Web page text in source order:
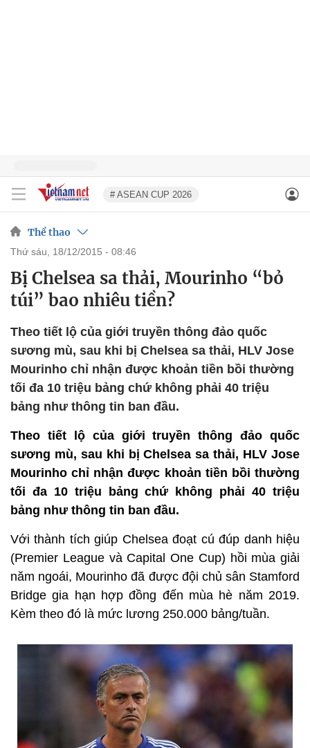
# ASEAN CUP 2026
Thể thao
thứ sáu, 18/12/2015 - 08:46
Bị Chelsea sa thải, Mourinho “bỏ
túi” bao nhiêu tiền?
Theo tiết lộ của giới truyền thông đảo quốc
sương mù, sau khi bị Chelsea sa thải, HLV Jose
Mourinho chỉ nhận được khoản tiền bồi thường
tối đa 10 triệu bảng chứ không phải 40 triệu
bảng như thông tin ban đầu.
Theo tiết lộ của giới truyền thông đảo quốc
sương mù, sau khi bị Chelsea sa thải, HLV Jose
Mourinho chỉ nhận được khoản tiền bồi thường
tối đa 10 triệu bảng chứ không phải 40 triệu
bảng như thông tin ban đầu.
Với thành tích giúp Chelsea đoạt cú đúp danh hiệu
(Premier League và Capital One Cup) hồi mùa giải
năm ngoái, Mourinho đã được đội chủ sân Stamford
Bridge gia hạn hợp đồng đến mùa hè năm 2019.
Kèm theo đó là mức lương 250.000 bảng/tuần.